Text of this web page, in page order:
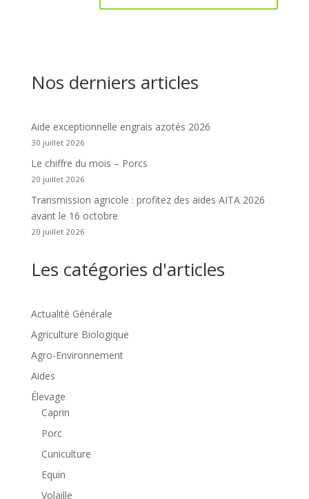
Nos derniers articles
Aide exceptionnelle engrais azotés 2026
30 juillet 2026
Le chiffre du mois – Porcs
20 juillet 2026
Transmission agricole : profitez des aides AITA 2026
avant le 16 octobre
20 juillet 2026
Les catégories d'articles
Actualité Générale
Agriculture Biologique
Agro-Environnement
Aides
Élevage
Caprin
Porc
Cuniculture
Equin
Volaille